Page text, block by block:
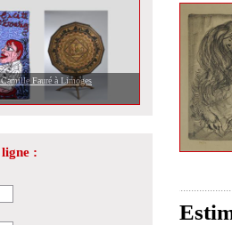
Fauré à Limoges
: